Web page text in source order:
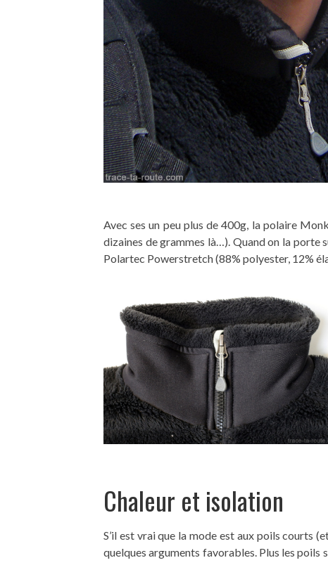
Avec ses un peu plus de 400g, la polaire
dizaines de grammes là…). Quand on la porte
Polartec Powerstretch (88% polyester, 12%
Chaleur et isolation
S’il est vrai que la mode est aux poils courts
quelques arguments favorables. Plus les poils